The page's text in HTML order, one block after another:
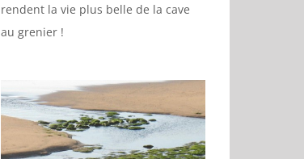
rendent la vie plus belle de la cave
au grenier !